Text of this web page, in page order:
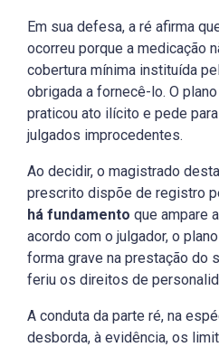
Em sua defesa, a ré afirma
ocorreu porque a medicação
cobertura mínima instituída
obrigada a fornecê-lo. O
praticou ato ilícito e pede
julgados improcedentes.
Ao decidir, o magistrado
prescrito dispõe de registro
há fundamento que ampare
acordo com o julgador, o
forma grave na prestação do
feriu os direitos de
A conduta da parte ré, na
desborda, à evidência, os